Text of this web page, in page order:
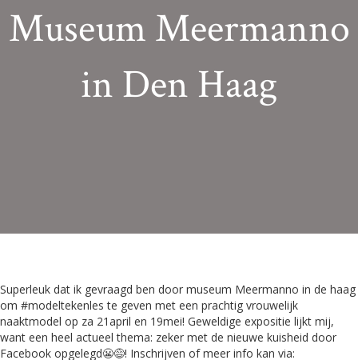
Museum Meermanno
in Den Haag
Superleuk dat ik gevraagd ben door museum Meermanno in de haag
om #modeltekenles te geven met een prachtig vrouwelijk
naaktmodel op za 21april en 19mei! Geweldige expositie lijkt mij,
want een heel actueel thema: zeker met de nieuwe kuisheid door
Facebook opgelegd😬😅! Inschrijven of meer info kan via: